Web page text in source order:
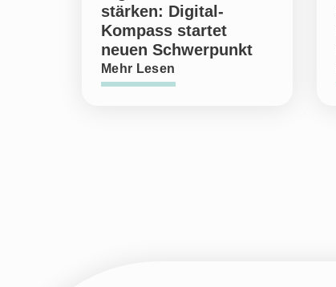
stärken: Digital-
Kompass startet
neuen Schwerpunkt
Mehr Lesen